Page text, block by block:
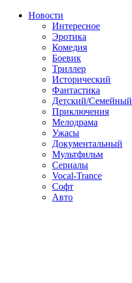
Новости
Интересное
Эротика
Комедия
Боевик
Триллер
Исторический
Фантастика
Детский/Семейный
Приключения
Мелодрама
Ужасы
Документальный
Мультфильм
Сериалы
Vocal-Trance
Софт
Авто